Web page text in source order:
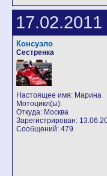
Консуэло
Сестренка
Настоящее имя: Марина
Мотоцикл(ы):
Откуда: Москва
Зарегистрирован:
Сообщений: 479